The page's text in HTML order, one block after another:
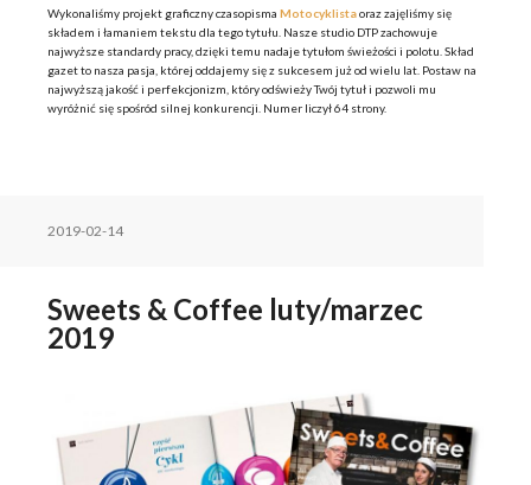
Wykonaliśmy projekt graficzny czasopisma Motocyklistaoraz zajęliśmy się
składem i łamaniem tekstu dla tego tytułu. Nasze studio DTP zachowuje
najwyższe standardy pracy, dzięki temu nadaje tytułom świeżości i polotu. Skład
gazet to nasza pasja, której oddajemy się z sukcesem już od wielu lat. Postaw na
najwyższą jakość i perfekcjonizm, który odświeży Twój tytuł i pozwoli mu
wyróżnić się spośród silnej konkurencji. Numer liczył 64 strony.
2019-02-14
Sweets & Coffee luty/marzec
2019